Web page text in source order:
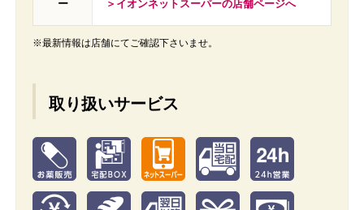
ー
＞イオンネットスーパーの店舗ページへ
※最新情報は店舗にてご確認下さいませ。
取り扱いサービス